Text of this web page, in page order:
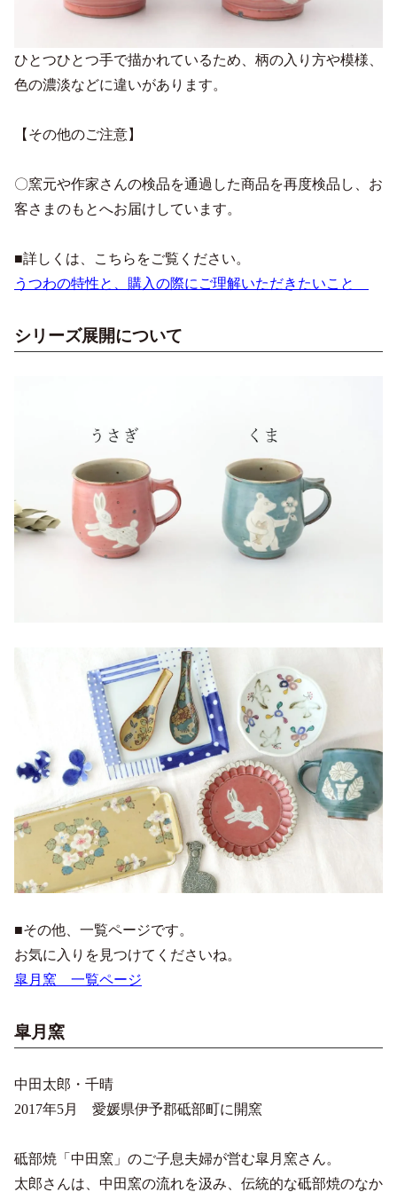
ひとつひとつ手で描かれているため、柄の入り方や模様、
色の濃淡などに違いがあります。
【その他のご注意】
〇窯元や作家さんの検品を通過した商品を再度検品し、お
客さまのもとへお届けしています。
■詳しくは、こちらをご覧ください。
うつわの特性と、購入の際にご理解いただきたいこと
シリーズ展開について
■その他、一覧ページです。
お気に入りを見つけてくださいね。
皐月窯 一覧ページ
皐月窯
中田太郎・千晴
2017年5月 愛媛県伊予郡砥部町に開窯
砥部焼「中田窯」のご子息夫婦が営む皐月窯さん。
太郎さんは、中田窯の流れを汲み、伝統的な砥部焼のなか